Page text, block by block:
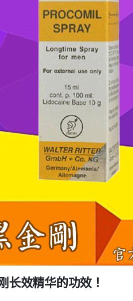
长效精华的功效！